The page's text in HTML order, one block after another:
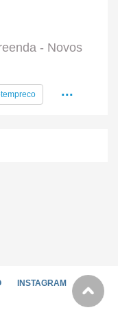
- Novos
...
INSTAGRAM